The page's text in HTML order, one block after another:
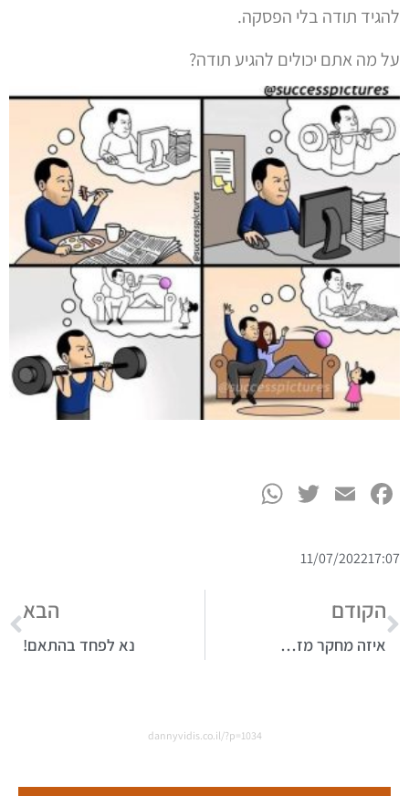
להגיד תודה בלי הפסקה.
על מה אתם יכולים להגיע תודה?
Facebook
Email
Twitter
17:07
11/07/2022
הקודם
איזה מחקר מז…
הבא
נא לפחד בהתאם!
dannyvidis.co.il/?p=1034